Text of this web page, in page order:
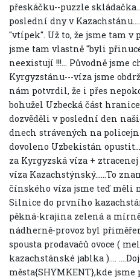
přeskáčku--puzzle
poslední dny v
"vtípek". Už to, že jsme tam v
jsme tam vlastně "byli
neexistují !!!... Původně jsme
Kyrgyzstánu---víza jsme
nám potvrdil, že i přes
bohužel Uzbecká část
dozvěděli v poslední den
dnech strávených na
dovoleno Uzbekistán
za Kyrgyzská víza +
víza Kazachstýnský......To
čínského víza jsme teď měli
Silnice do prvního
pěkná-krajina zelená a mírně
nádherně-provoz byl
spousta prodavačů ovoce (
kazachstánské jablka )....
města{SHYMKENT},kde